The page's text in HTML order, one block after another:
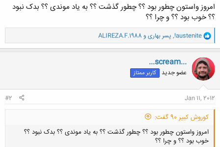
م
و
ض
و
ع
امروز واستون چطور بود ؟؟ چطور گذشت ؟؟ به یاد موندی ؟؟ بدک نبود
؟؟ خوب بود ؟؟ و چرا ؟؟
و
ا
ک
ن
ش
ه
ا
!austenite
, پسر بهاری و ALIREZA.F.1988
...scream...
عضو جدید کاربر ممتاز
Jan 11, 2012
#2
کوروش کبیر 90 گفت:
امروز واستون چطور بود ؟؟ چطور گذشت ؟؟ به یاد موندی ؟؟ بدک نبود ؟؟
خوب بود ؟؟ و چرا ؟؟